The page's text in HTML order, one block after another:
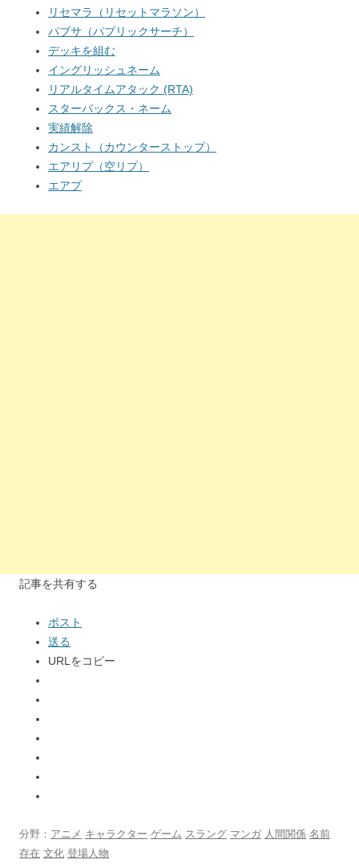
リセマラ（リセットマラソン）
パブサ（パブリックサーチ）
デッキを組む
イングリッシュネーム
リアルタイムアタック (RTA)
スターバックス・ネーム
実績解除
カンスト（カウンターストップ）
エアリプ（空リプ）
エアプ
記事を共有する
ポスト
送る
URLをコピー
分野： アニメ キャラクター ゲーム スラング マンガ 人間関係 名前
存在 文化 登場人物